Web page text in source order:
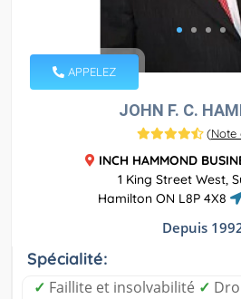
APPELEZ
JOHN F. C.
(Note
INCH HAMMOND
1 King Street West,
Hamilton ON L8P 4X8
Depuis
Spécialité:
✓ Faillite et insolvabilité ✓